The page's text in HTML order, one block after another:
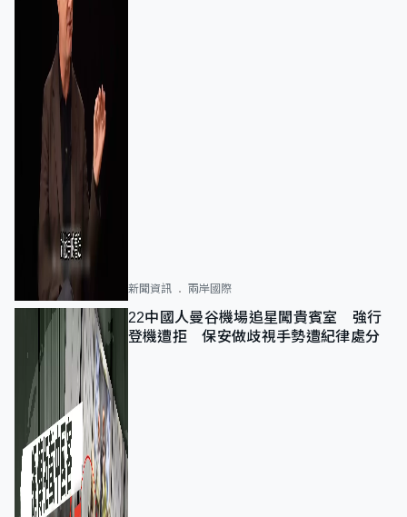
新聞資訊 兩岸國際
22中國人曼谷機場追星闖貴賓室 強行
登機遭拒 保安做歧視手勢遭紀律處分